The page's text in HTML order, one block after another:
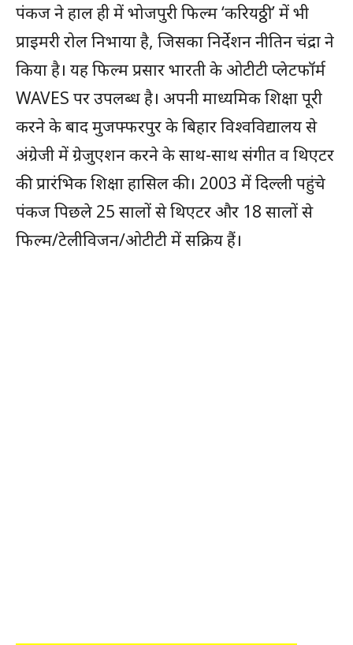
पंकज ने हाल ही में भोजपुरी फिल्म ‘करियठ्ठी’ में भी
प्राइमरी रोल निभाया है, जिसका निर्देशन नीतिन चंद्रा ने
किया है। यह फिल्म प्रसार भारती के ओटीटी प्लेटफॉर्म
WAVES पर उपलब्ध है। अपनी माध्यमिक शिक्षा पूरी
करने के बाद मुजफ्फरपुर के बिहार विश्वविद्यालय से
अंग्रेजी में ग्रेजुएशन करने के साथ-साथ संगीत व थिएटर
की प्रारंभिक शिक्षा हासिल की। 2003 में दिल्ली पहुंचे
पंकज पिछले 25 सालों से थिएटर और 18 सालों से
फिल्म/टेलीविजन/ओटीटी में सक्रिय हैं।